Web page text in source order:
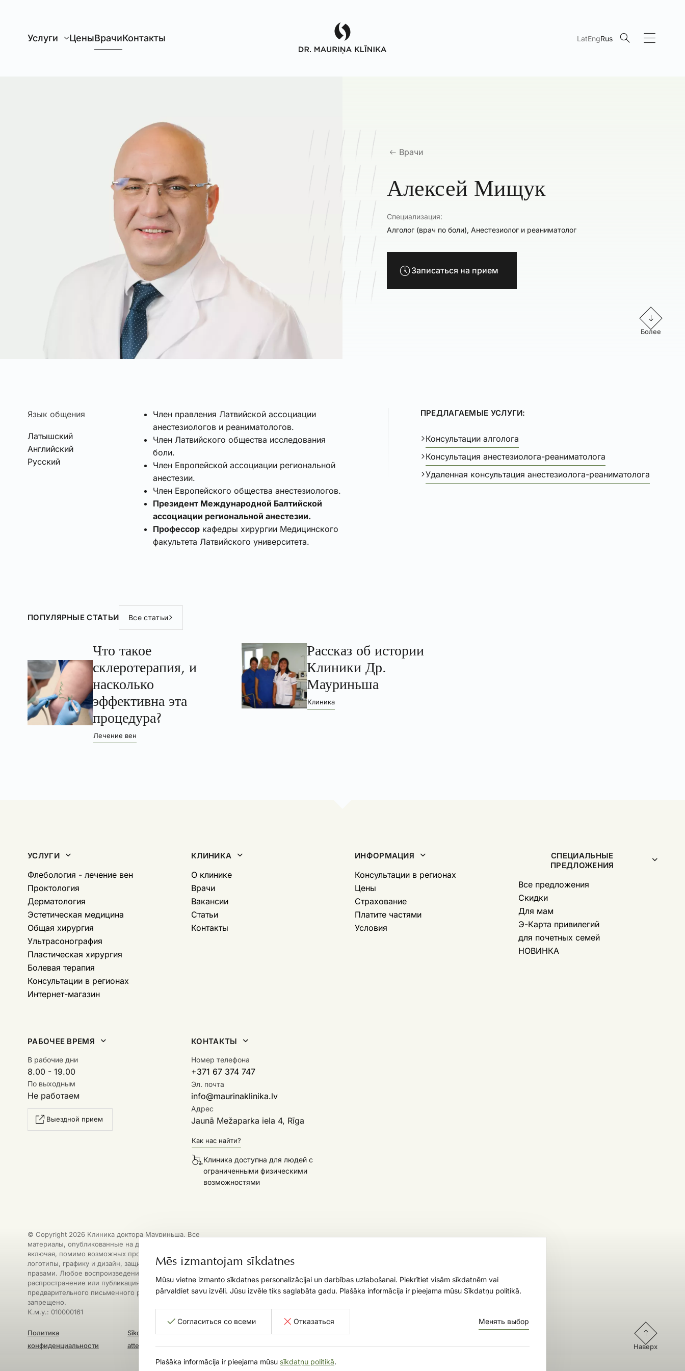
Услуги ЦеныВрачиКонтакты LatEngRus
Mēs izmantojam sīkdatnes
Mūsu vietne izmanto sīkdatnes personalizācijai un darbības uzlabošanai. Piekrītiet visām sīkdatnēm vai
pārvaldiet savu izvēli. Jūsu izvēle tiks saglabāta gadu. Plašāka informācija ir pieejama mūsu Sīkdatņu politikā.
Согласиться со всеми Отказаться Менять выбор
Plašāka informācija ir pieejama mūsu sīkdatņu politikā.
Врачи
Алексей Мищук
Специализация:
Алголог (врач по боли), Анестезиолог и реаниматолог
Записаться на прием
Более
Язык общения
Латышский
Английский
Русский
Член правления Латвийской ассоциации
анестезиологов и реаниматологов.
Член Латвийского общества исследования
боли.
Член Европейской ассоциации региональной
анестезии.
Член Европейского общества анестезиологов.
Президент Международной Балтийской
ассоциации региональной анестезии.
Профессор кафедры хирургии Медицинского
факультета Латвийского университета.
ПРЕДЛАГАЕМЫЕ УСЛУГИ:
Консультации алголога
Консультация анестезиолога-реаниматолога
Удаленная консультация анестезиолога-реаниматолога
ПОПУЛЯРНЫЕ СТАТЬИ Все статьи
Что такое
склеротерапия, и
насколько
эффективна эта
процедура?
Лечение вен
Рассказ об истории
Клиники Др.
Мауриньша
Клиника
УСЛУГИ
Флебология - лечение вен
Проктология
Дерматология
Эстетическая медицина
Общая хирургия
Ультрасонография
Пластическая хирургия
Болевая терапия
Консультации в регионах
Интернет-магазин
КЛИНИКА
O клинике
Врачи
Вакансии
Статьи
Контакты
ИНФОРМАЦИЯ
Консультации в регионах
Цены
Страхование
Платите частями
Условия
СПЕЦИАЛЬНЫЕ
ПРЕДЛОЖЕНИЯ
Все предложения
Скидки
Для мам
Э-Карта привилегий
для почетных семей
НОВИНКА
РАБОЧЕЕ ВРЕМЯ
В рабочие дни
8.00 - 19.00
По выходным
Не работаем
Выездной прием
КОНТАКТЫ
Номер телефона
+371 67 374 747
Эл. почта
info@maurinaklinika.lv
Адрес
Jaunā Mežaparka iela 4, Rīga
Как нас найти?
Клиника доступна для людей с
ограниченными физическими
возможностями
© Copyright 2026 Клиника доктора Мауриньша. Все
материалы, опубликованные на данном сайте, в том числе
включая, помимо возможных прочих, тексты, изображения,
логотипы, графику и дизайн, защищены авторскими
правами. Любое воспроизведение, копирование,
распространение или публикация данных материалов без
предварительного письменного разрешения строго
запрещено.
К.м.у.: 010000161
Политика
конфиденциальности
Sīkdatņu iestatījumi un
atteikšanās
Наверх